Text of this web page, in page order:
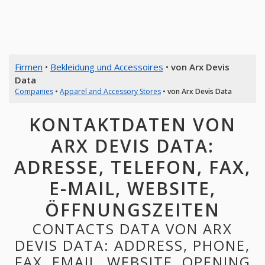
Firmen • Bekleidung und Accessoires • von Arx Devis
Data
Companies• Apparel and Accessory Stores• von Arx Devis Data
KONTAKTDATEN VON
ARX DEVIS DATA:
ADRESSE, TELEFON, FAX,
E-MAIL, WEBSITE,
ÖFFNUNGSZEITEN
CONTACTS DATA VON ARX
DEVIS DATA: ADDRESS, PHONE,